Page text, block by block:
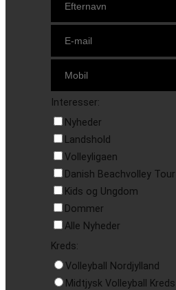
Interesser:
Nyheder
Landshold
Volleyligaen
Danish Beachvolley Tour
Kids og Ungdom
Dommer
Alle Nyheder
Kreds:
Volleyball Nordjylland
Midtjysk Volleyball Kreds